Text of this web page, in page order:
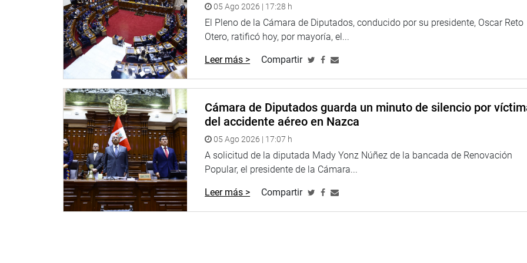
La presidenta de la comisión Auristela Obando Morgan destacó la aprobación 31 dictámenes y 11 leyes, entre
ellas la que fortalece las funciones de la APCI, para la transparencia en el uso de los recursos de la cooperación
internacional.
OFICINA DE COMUNICACIONES E IMAGEN INSTITUCIONAL
05 Ago 2026 | 17:28 h
El Pleno de la Cámara de Diputados, conducido por su presidente, Oscar Reto
Otero, ratificó hoy, por mayoría, el...
Leer más > Compartir
Cámara de Diputados guarda un minuto de silencio por
del accidente aéreo en Nazca
05 Ago 2026 | 17:07 h
A solicitud de la diputada Mady Yonz Núñez de la bancada de Renovación
Popular, el presidente de la Cámara...
Leer más > Compartir